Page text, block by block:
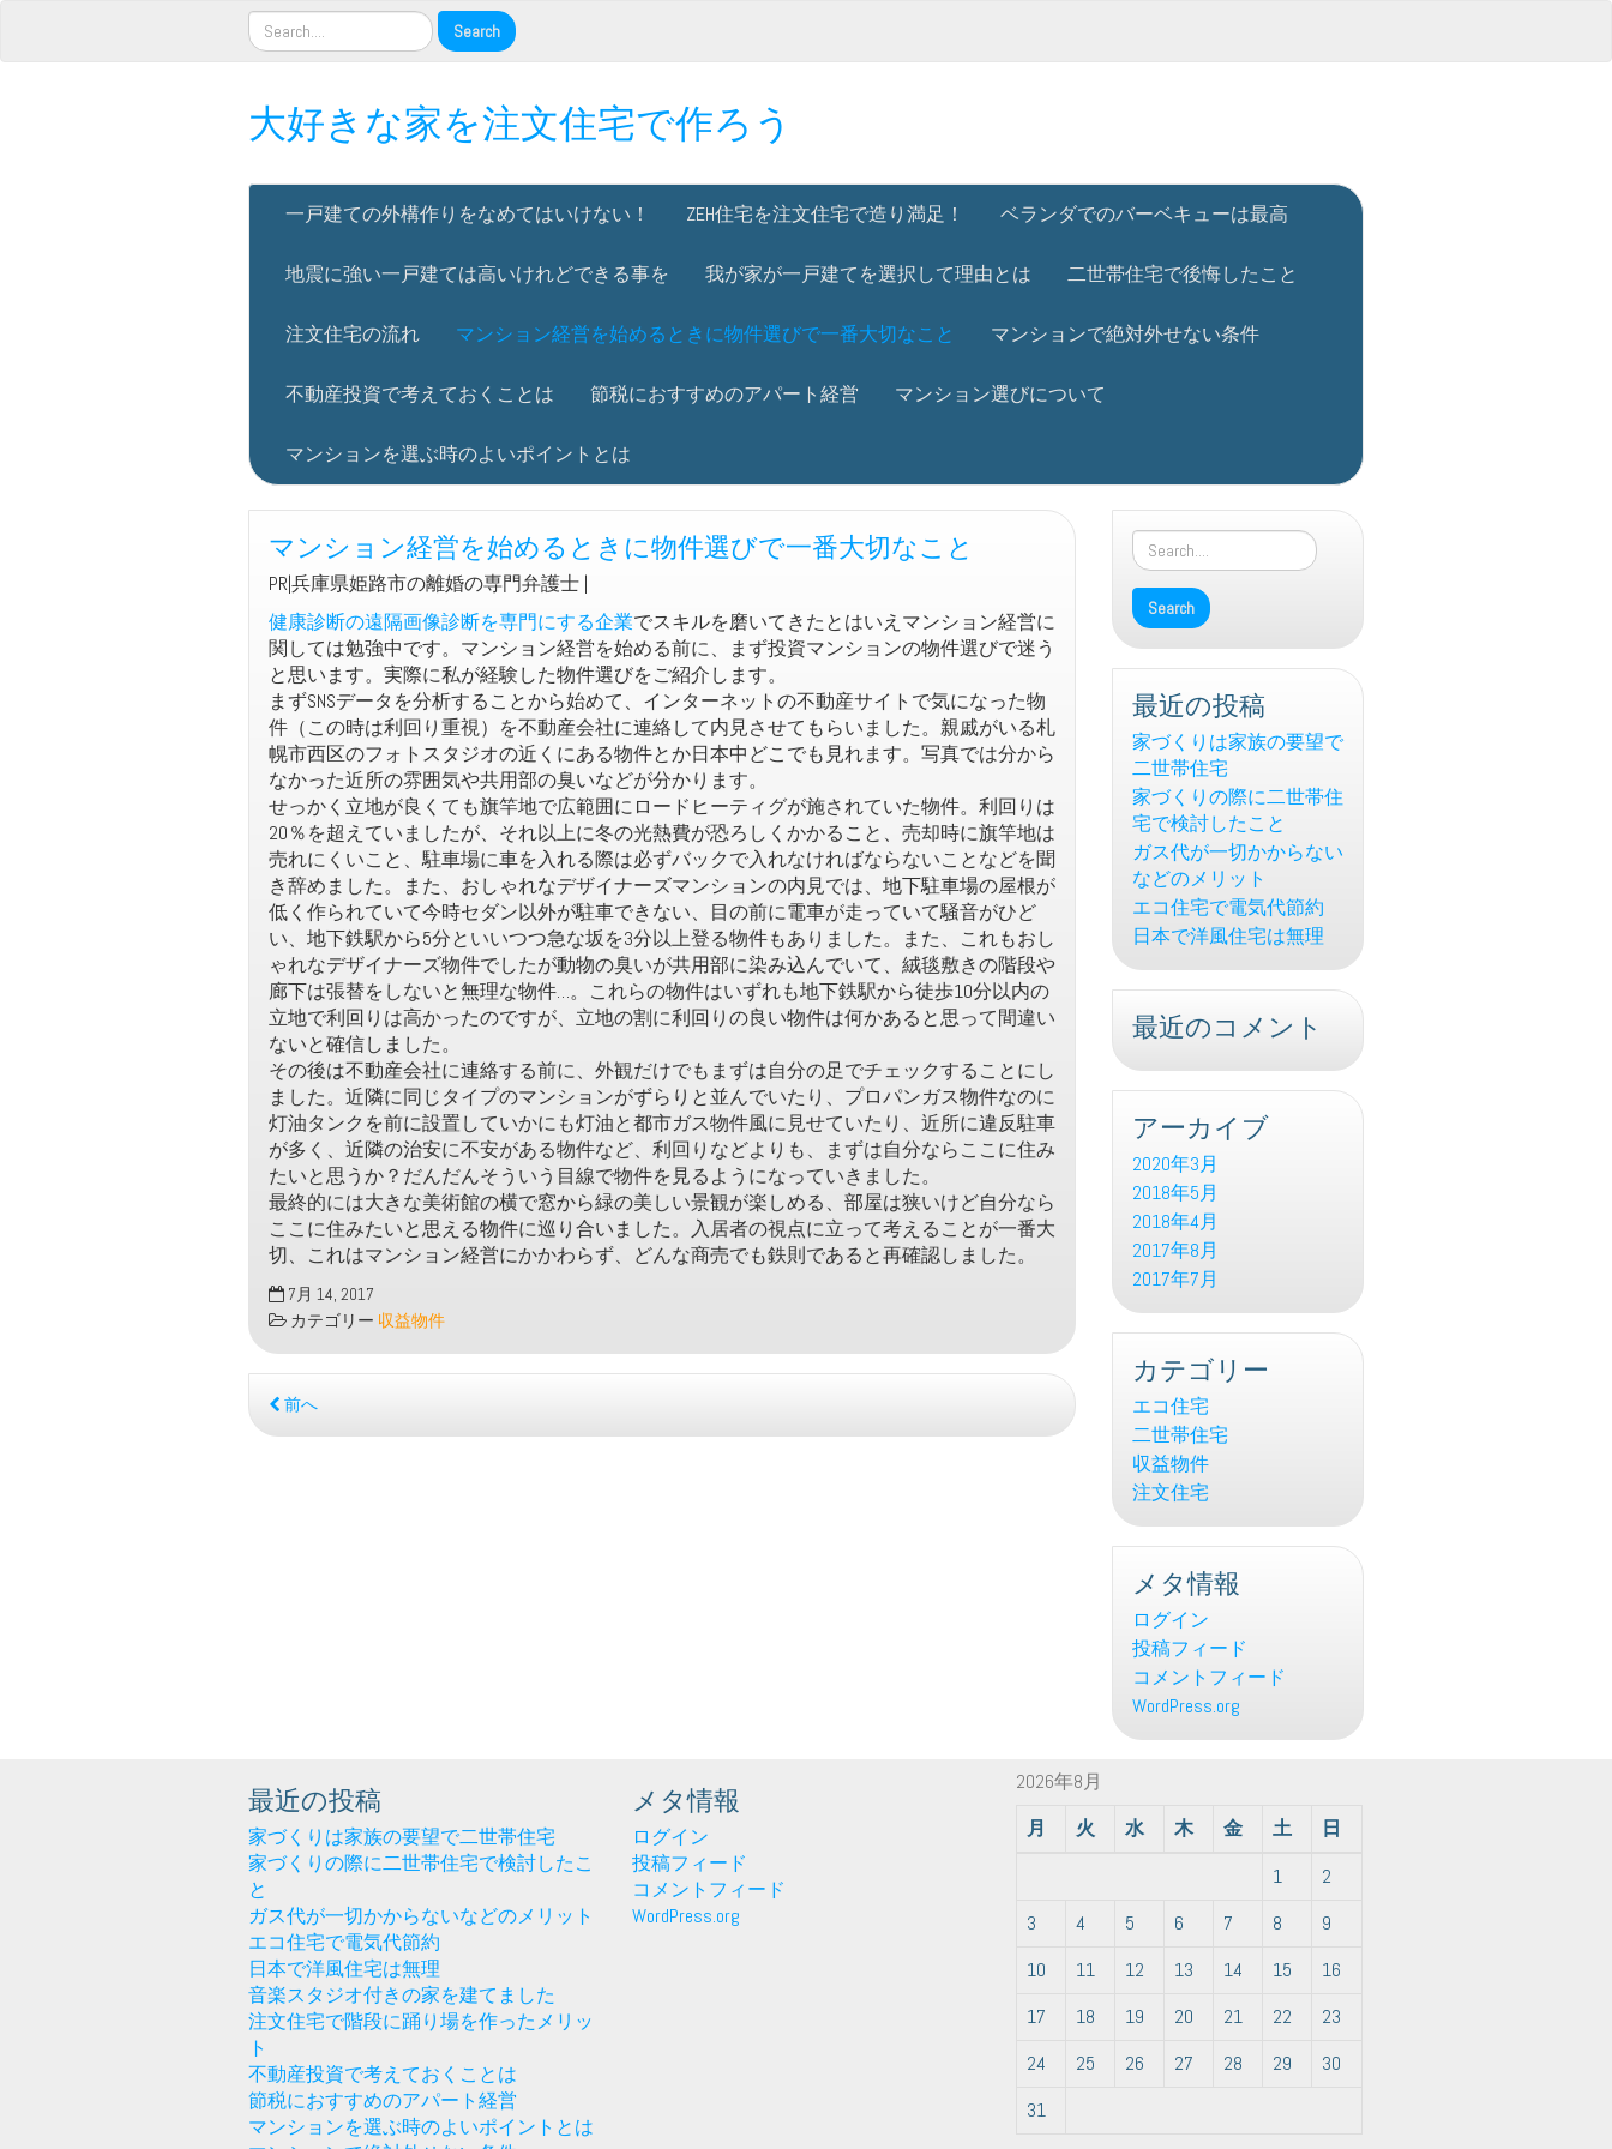
大好きな家を注文住宅で作ろう
一戸建ての外構作りをなめてはいけない！ ZEH住宅を注文住宅で造り満足！ ベランダでのバーベキューは最高
地震に強い一戸建ては高いけれどできる事を 我が家が一戸建てを選択して理由とは 二世帯住宅で後悔したこと
注文住宅の流れ マンション経営を始めるときに物件選びで一番大切なこと マンションで絶対外せない条件
不動産投資で考えておくことは 節税におすすめのアパート経営 マンション選びについて
マンションを選ぶ時のよいポイントとは
マンション経営を始めるときに物件選びで一番大切なこと
PR|兵庫県姫路市の離婚の専門弁護士 |
健康診断の遠隔画像診断を専門にする企業でスキルを磨いてきたとはいえマンション経営に
関しては勉強中です。マンション経営を始める前に、まず投資マンションの物件選びで迷う
と思います。実際に私が経験した物件選びをご紹介します。
まずSNSデータを分析することから始めて、インターネットの不動産サイトで気になった物
件（この時は利回り重視）を不動産会社に連絡して内見させてもらいました。親戚がいる札
幌市西区のフォトスタジオの近くにある物件とか日本中どこでも見れます。写真では分から
なかった近所の雰囲気や共用部の臭いなどが分かります。
せっかく立地が良くても旗竿地で広範囲にロードヒーティグが施されていた物件。利回りは
20％を超えていましたが、それ以上に冬の光熱費が恐ろしくかかること、売却時に旗竿地は
売れにくいこと、駐車場に車を入れる際は必ずバックで入れなければならないことなどを聞
き辞めました。また、おしゃれなデザイナーズマンションの内見では、地下駐車場の屋根が
低く作られていて今時セダン以外が駐車できない、目の前に電車が走っていて騒音がひど
い、地下鉄駅から5分といいつつ急な坂を3分以上登る物件もありました。また、これもおし
ゃれなデザイナーズ物件でしたが動物の臭いが共用部に染み込んでいて、絨毯敷きの階段や
廊下は張替をしないと無理な物件…。これらの物件はいずれも地下鉄駅から徒歩10分以内の
立地で利回りは高かったのですが、立地の割に利回りの良い物件は何かあると思って間違い
ないと確信しました。
その後は不動産会社に連絡する前に、外観だけでもまずは自分の足でチェックすることにし
ました。近隣に同じタイプのマンションがずらりと並んでいたり、プロパンガス物件なのに
灯油タンクを前に設置していかにも灯油と都市ガス物件風に見せていたり、近所に違反駐車
が多く、近隣の治安に不安がある物件など、利回りなどよりも、まずは自分ならここに住み
たいと思うか？だんだんそういう目線で物件を見るようになっていきました。
最終的には大きな美術館の横で窓から緑の美しい景観が楽しめる、部屋は狭いけど自分なら
ここに住みたいと思える物件に巡り合いました。入居者の視点に立って考えることが一番大
切、これはマンション経営にかかわらず、どんな商売でも鉄則であると再確認しました。
7月 14, 2017
カテゴリー 収益物件
前へ
最近の投稿
家づくりは家族の要望で
二世帯住宅
家づくりの際に二世帯住
宅で検討したこと
ガス代が一切かからない
などのメリット
エコ住宅で電気代節約
日本で洋風住宅は無理
最近のコメント
アーカイブ
2020年3月
2018年5月
2018年4月
2017年8月
2017年7月
カテゴリー
エコ住宅
二世帯住宅
収益物件
注文住宅
メタ情報
ログイン
投稿フィード
コメントフィード
WordPress.org
最近の投稿
家づくりは家族の要望で二世帯住宅
家づくりの際に二世帯住宅で検討したこ
と
ガス代が一切かからないなどのメリット
エコ住宅で電気代節約
日本で洋風住宅は無理
音楽スタジオ付きの家を建てました
注文住宅で階段に踊り場を作ったメリッ
ト
不動産投資で考えておくことは
節税におすすめのアパート経営
マンションを選ぶ時のよいポイントとは
メタ情報
ログイン
投稿フィード
コメントフィード
WordPress.org
2026年8月
月
火 水 木 金 土
日
1
2
3
4 5 6 7 8
9
10
11 12 13 14 15
16
17
18 19 20 21 22
23
24
25 26 27 28 29
30
31